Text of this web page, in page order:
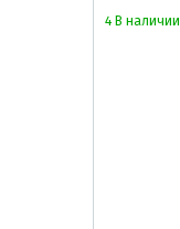
4 В наличии